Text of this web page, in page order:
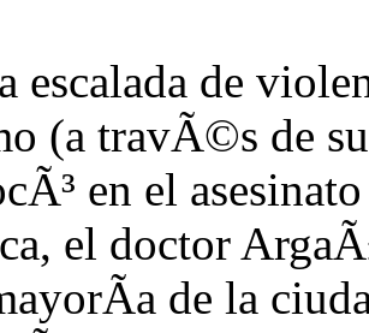
escalada de
(a travÃ©s de
en el
el doctor
de la